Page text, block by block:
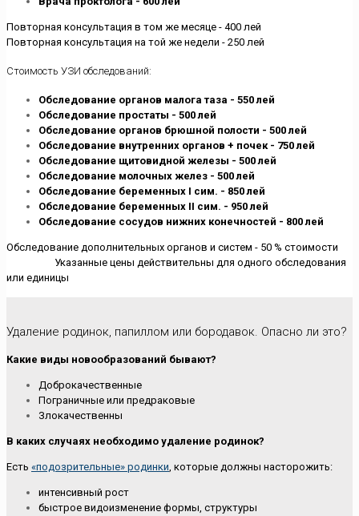
Повторная консультация в том же месяце - 400 лей
Повторная консультация на той же недели - 250 лей
Стоимость УЗИ обследований:
Обследование органов малога таза - 550 лей
Обследование простаты - 500 лей
Обследование органов брюшной полости - 500 лей
Обследование внутренних органов + почек - 750 лей
Обследование щитовидной железы - 500 лей
Обследование молочных желез - 500 лей
Обследование беременных I сим. - 850 лей
Обследование беременных II сим. - 950 лей
Обследование сосудов нижних конечностей - 800 лей
Обследование дополнительных органов и систем - 50 % стоимости
Указанные цены действительны для одного обследования
или единицы
Удаление родинок, папиллом или бородавок. Опасно ли это?
Какие виды новообразований бывают?
Доброкачественные
Пограничные или предраковые
Злокачественны
В каких случаях необходимо удаление родинок?
Есть «подозрительные» родинки, которые должны насторожить:
интенсивный рост
быстрое видоизменение формы, структуры